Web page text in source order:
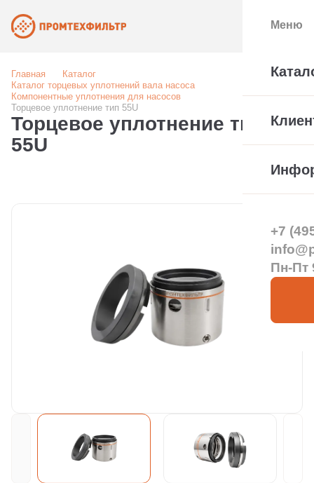
Главная
Каталог
Каталог торцевых уплотнений вала насоса
Компонентные уплотнения для насосов
Торцевое уплотнение тип 55U
Торцевое уплотнение тип
55U
Меню
+7
Пн-Пт